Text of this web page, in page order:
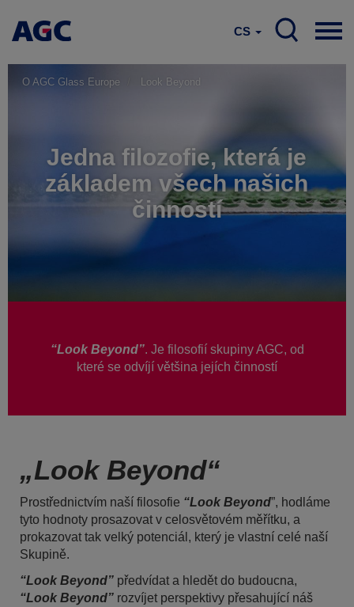
CS
O AGC Glass Europe Look Beyond
Jedna filozofie, která je
základem všech našich
činností
“Look Beyond”. Je filosofií skupiny AGC, od
které se odvíjí většina jejích činností
„Look Beyond“
Prostřednictvím naší filosofie “Look Beyond”, hodláme
tyto hodnoty prosazovat v celosvětovém měřítku, a
prokazovat tak velký potenciál, který je vlastní celé naší
Skupině.
“Look Beyond” předvídat a hledět do budoucna,
“Look Beyond” rozvíjet perspektivy přesahující náš